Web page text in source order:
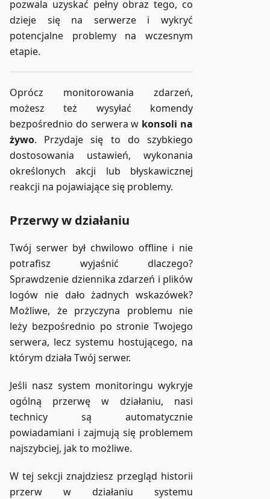
pozwala uzyskać pełny obraz tego, co
dzieje się na serwerze i wykryć
potencjalne problemy na wczesnym
etapie.
Oprócz monitorowania zdarzeń,
możesz też wysyłać komendy
bezpośrednio do serwera w konsoli na
żywo. Przydaje się to do szybkiego
dostosowania ustawień, wykonania
określonych akcji lub błyskawicznej
reakcji na pojawiające się problemy.
Przerwy w działaniu
Twój serwer był chwilowo offline i nie
potrafisz wyjaśnić dlaczego?
Sprawdzenie dziennika zdarzeń i plików
logów nie dało żadnych wskazówek?
Możliwe, że przyczyna problemu nie
leży bezpośrednio po stronie Twojego
serwera, lecz systemu hostującego, na
którym działa Twój serwer.
Jeśli nasz system monitoringu wykryje
ogólną przerwę w działaniu, nasi
technicy są automatycznie
powiadamiani i zajmują się problemem
najszybciej, jak to możliwe.
W tej sekcji znajdziesz przegląd historii
przerw w działaniu systemu